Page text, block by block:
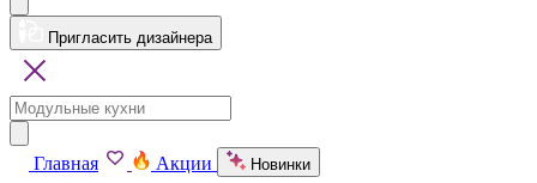
Пригласить дизайнера
Главная Акции Новинки